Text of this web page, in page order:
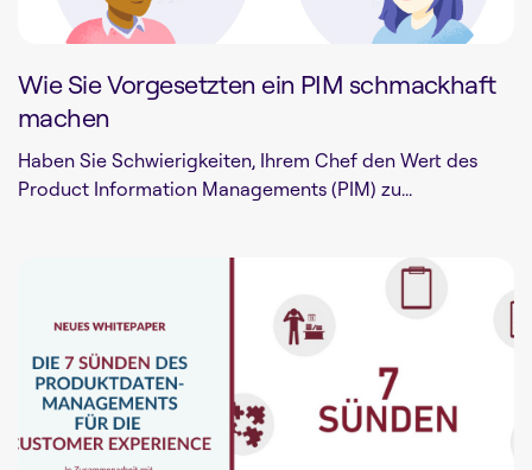
Wie Sie Vorgesetzten ein PIM schmackhaft
machen
Haben Sie Schwierigkeiten, Ihrem Chef den Wert des
Product Information Managements (PIM) zu...